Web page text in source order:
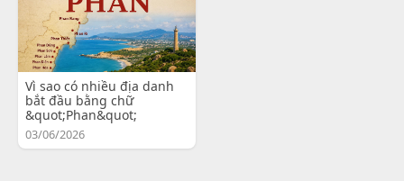
Vì sao có nhiều địa danh
bắt đầu bằng chữ
&quot;Phan&quot;
03/06/2026